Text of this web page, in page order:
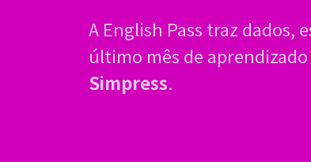
A English Pass traz dados,
último mês de
Simpress.